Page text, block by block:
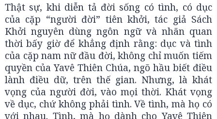
Thật sự, khi diễn tả đời sống có tình, có dục
của cặp “người đời” tiên khởi, tác giả Sách
Khởi nguyên dùng ngôn ngữ và nhãn quan
thời bấy giờ để khẳng định rằng: dục và tình
của cặp nam nữ đầu đời, không chỉ muốn tiếm
quyền của Yavê Thiên Chúa, ngõ hầu biết điều
lành điều dữ, trên thế gian. Nhưng, là khát
vọng của người đời, vào mọi thời. Khát vọng
về dục, chứ không phải tình. Về tình, mà họ có
với nhau. Tình, mà họ dành cho Yavê Thiên